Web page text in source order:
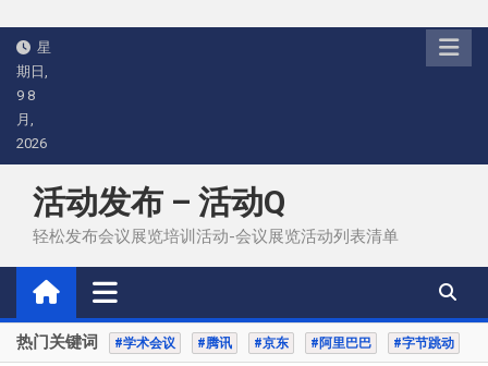
Skip
content
星
期日,
9 8
月,
2026
活动发布 – 活动Q
轻松发布会议展览培训活动-会议展览活动列表清单
热门关键词 #学术会议 #腾讯 #京东 #阿里巴巴 #字节跳动